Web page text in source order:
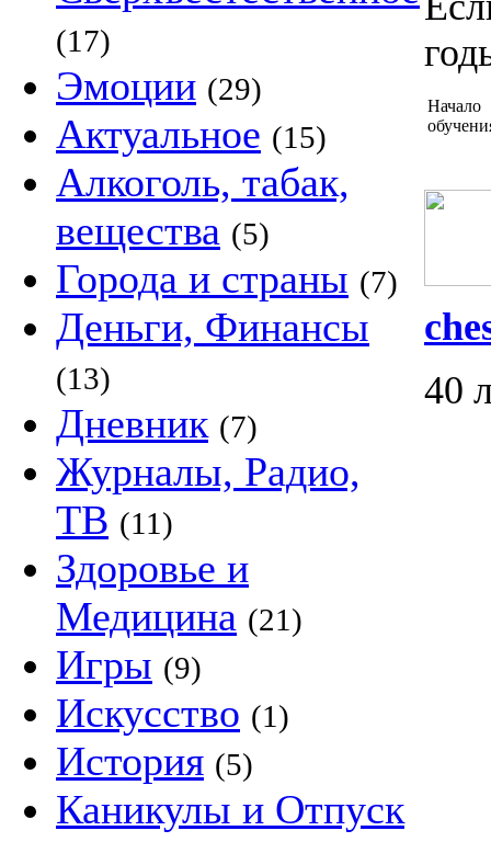
(17)
Эмоции (29)
Актуальное (15)
Алкоголь, табак,
вещества (5)
Города и страны (7)
Деньги, Финансы
(13)
Дневник (7)
Журналы, Радио,
ТВ (11)
Здоровье и
Медицина (21)
Игры (9)
Искусство (1)
История (5)
Каникулы и Отпуск
Начало
40